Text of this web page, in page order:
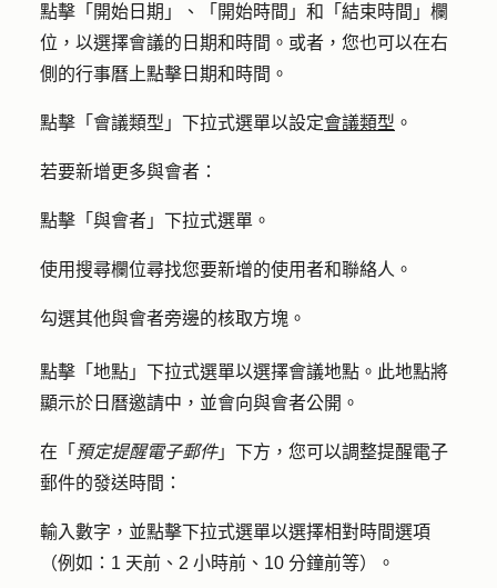
點擊「 開始日期 」、「 開始時間 」和「 結束時間 」欄
位，以選擇會議的 日期和時間 。或者，您也可以在右
側的行事曆上點擊 日期和時間 。
點擊「 會議類型 」下拉式選單以設定會議類型 。
若要新增更多與會者：
點擊「 與會者 」下拉式選單。
使用搜尋欄位尋找您要新增的使用者和聯絡人 。
勾選其他與會者旁邊的核取方塊 。
點擊「 地點 」下拉式選單以選擇會議地點 。此地點將
顯示於日曆邀請中，並會向與會者公開。
在「 預定提醒電子郵件」下方，您可以調整提醒電子
郵件的發送時間：
輸入數字， 並點擊下拉式選單以選擇相對時間選項
（例如：1 天前、2 小時前、10 分鐘前等）。